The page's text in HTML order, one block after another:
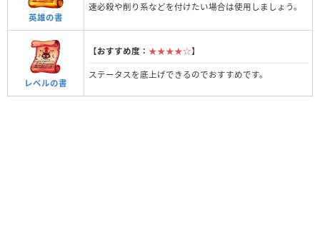
英雄の書
速必殺や削り系などを付けたい場合は使用しましょう。
レベルの書
【おすすめ度： ★★★★☆】
ステータスを底上げできるのでおすすめです。